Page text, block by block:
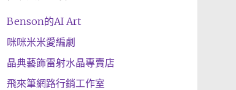
Benson的AI Art
咪咪米米愛編劇
晶典藝飾雷射水晶專賣店
飛來筆網路行銷工作室